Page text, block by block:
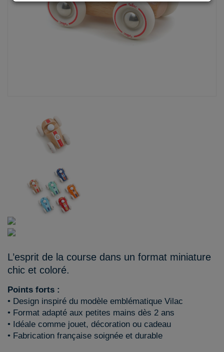
L’esprit de la course dans un format miniature
chic et coloré.
Points forts :
• Design inspiré du modèle emblématique Vilac
• Format adapté aux petites mains dès 2 ans
• Idéale comme jouet, décoration ou cadeau
• Fabrication française soignée et durable